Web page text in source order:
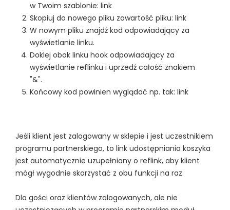
w Twoim szablonie: link
Skopiuj do nowego pliku zawartość pliku: link
W nowym pliku znajdź kod odpowiadający za
wyświetlanie linku.
Doklej obok linku hook odpowiadający za
wyświetlanie reflinku i uprzedź całość znakiem
"&".
Końcowy kod powinien wyglądać np. tak: link
Jeśli klient jest zalogowany w sklepie i jest uczestnikiem
programu partnerskiego, to link udostępniania koszyka
jest automatycznie uzupełniany o reflink, aby klient
mógł wygodnie skorzystać z obu funkcji na raz.
Dla gości oraz klientów zalogowanych, ale nie